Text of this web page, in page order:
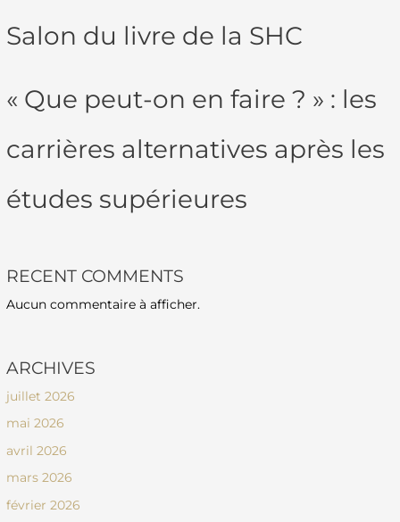
Salon du livre de la SHC
« Que peut-on en faire ? » : les
carrières alternatives après les
études supérieures
RECENT COMMENTS
Aucun commentaire à afficher.
ARCHIVES
juillet 2026
mai 2026
avril 2026
mars 2026
février 2026